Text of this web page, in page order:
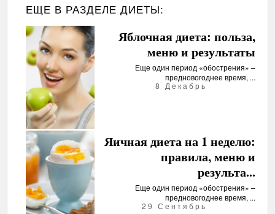
ЕЩЕ В РАЗДЕЛЕДИЕТЫ:
Яблочная диета: польза,
меню и результаты
Еще один период «обострения» –
предновогоднее время, ...
8 Декабрь
Яичная диета на 1 неделю:
правила, меню и
результа...
Еще один период «обострения» –
предновогоднее время, ...
29 Сентябрь